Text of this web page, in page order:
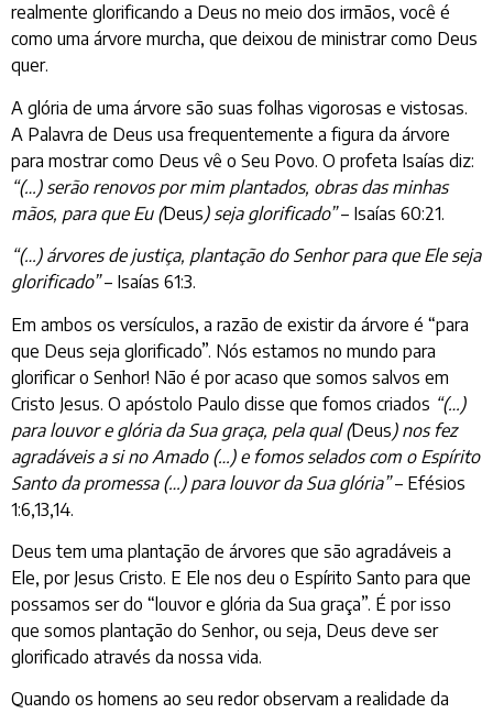
realmente glorificando a Deus no meio dos irmãos, você é
como uma árvore murcha, que deixou de ministrar como Deus
quer.
A glória de uma árvore são suas folhas vigorosas e vistosas.
A Palavra de Deus usa frequentemente a figura da árvore
para mostrar como Deus vê o Seu Povo. O profeta Isaías diz:
“(…) serão renovos por mim plantados, obras das minhas
mãos, para que Eu (Deus ) seja glorificado”– Isaías 60:21.
“(…) árvores de justiça, plantação do Senhor para que Ele seja
glorificado”– Isaías 61:3.
Em ambos os versículos, a razão de existir da árvore é “para
que Deus seja glorificado”. Nós estamos no mundo para
glorificar o Senhor! Não é por acaso que somos salvos em
Cristo Jesus. O apóstolo Paulo disse que fomos criados “(…)
para louvor e glória da Sua graça, pela qual (Deus ) nos fez
agradáveis a si no Amado (…) e fomos selados com o Espírito
Santo da promessa (…) para louvor da Sua glória”– Efésios
1:6,13,14.
Deus tem uma plantação de árvores que são agradáveis a
Ele, por Jesus Cristo. E Ele nos deu o Espírito Santo para que
possamos ser do “louvor e glória da Sua graça”. É por isso
que somos plantação do Senhor, ou seja, Deus deve ser
glorificado através da nossa vida.
Quando os homens ao seu redor observam a realidade da